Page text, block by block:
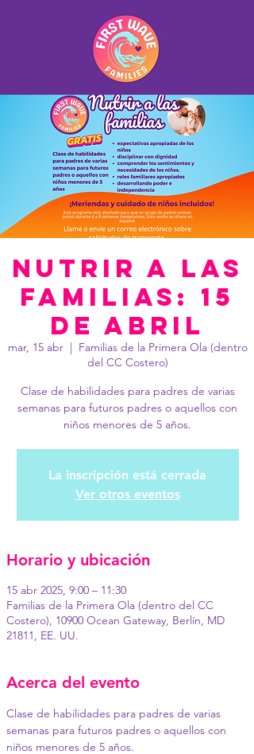
Nutrir a las
familias: 15
de Abril
mar, 15 abr
  |
Familias de la Primera Ola (dentro
del CC Costero)
Clase de habilidades para padres de varias
semanas para futuros padres o aquellos con
niños menores de 5 años.
La inscripción está cerrada
Ver otros eventos
Horario y ubicación
15 abr 2025, 9:00 – 11:30
Familias de la Primera Ola (dentro del CC
Costero), 10900 Ocean Gateway, Berlín, MD
21811, EE. UU.
Acerca del evento
Clase de habilidades para padres de varias
semanas para futuros padres o aquellos con
niños menores de 5 años.